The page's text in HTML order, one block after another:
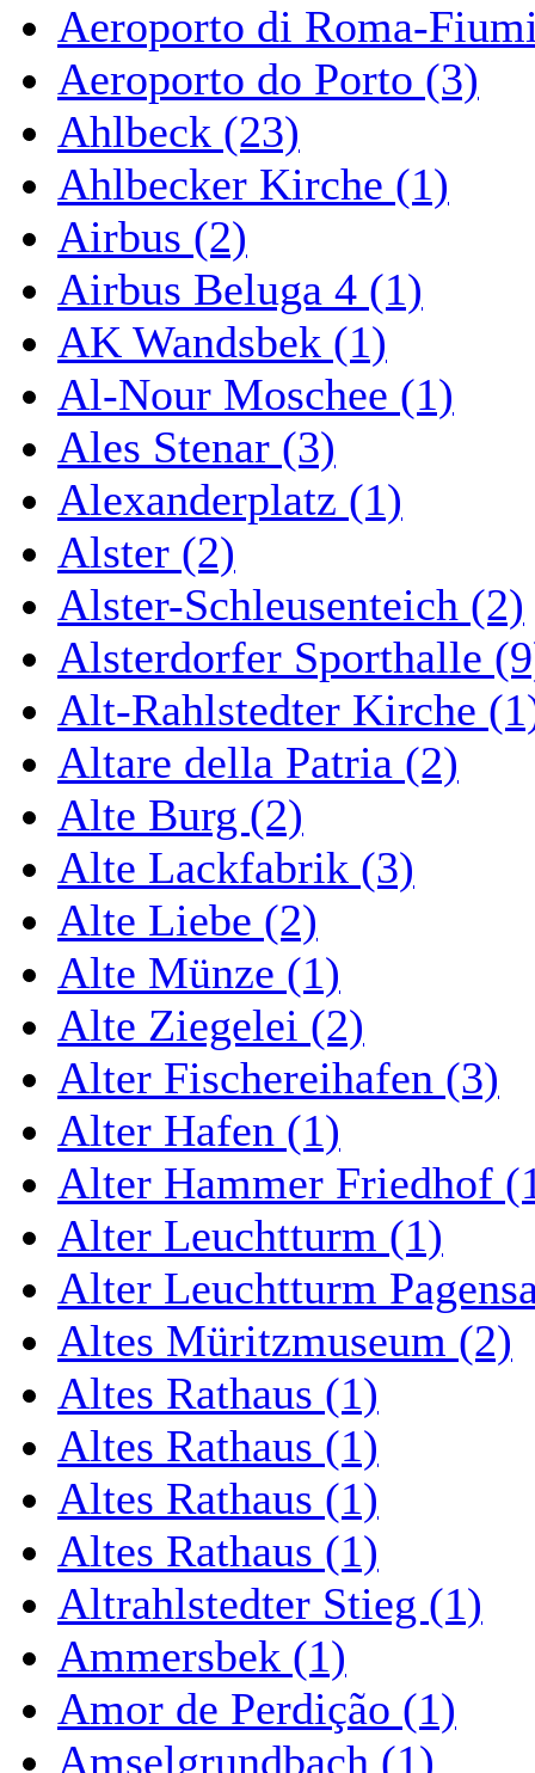
Aeroporto di Roma-
Aeroporto do Porto (3)
Ahlbeck (23)
Ahlbecker Kirche (1)
Airbus (2)
Airbus Beluga 4 (1)
AK Wandsbek (1)
Al-Nour Moschee (1)
Ales Stenar (3)
Alexanderplatz (1)
Alster (2)
Alster-Schleusenteich (2)
Alsterdorfer Sporthalle
Alt-Rahlstedter Kirche
Altare della Patria (2)
Alte Burg (2)
Alte Lackfabrik (3)
Alte Liebe (2)
Alte Münze (1)
Alte Ziegelei (2)
Alter Fischereihafen (3)
Alter Hafen (1)
Alter Hammer Friedhof
Alter Leuchtturm (1)
Alter Leuchtturm
Altes Müritzmuseum (2)
Altes Rathaus (1)
Altes Rathaus (1)
Altes Rathaus (1)
Altes Rathaus (1)
Altrahlstedter Stieg (1)
Ammersbek (1)
Amor de Perdição (1)
Amselgrundbach (1)